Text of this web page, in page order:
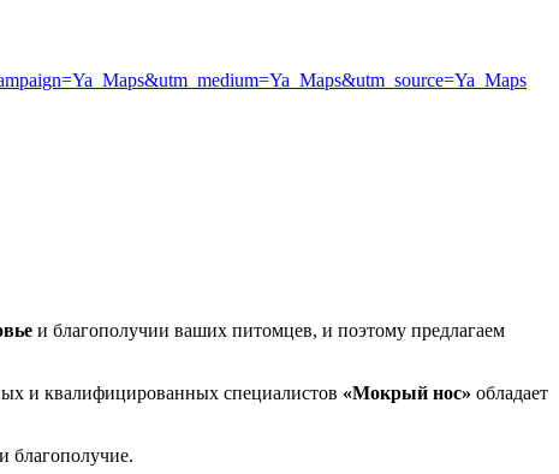
и благополучии ваших питомцев, и поэтому предлагаем
и квалифицированных специалистов «Мокрый нос» обладает
благополучие.